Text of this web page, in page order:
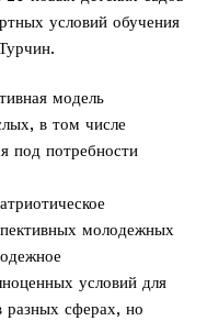
условий обучения
модель
в том числе
под потребности
молодежных
условий для
разных сферах, но